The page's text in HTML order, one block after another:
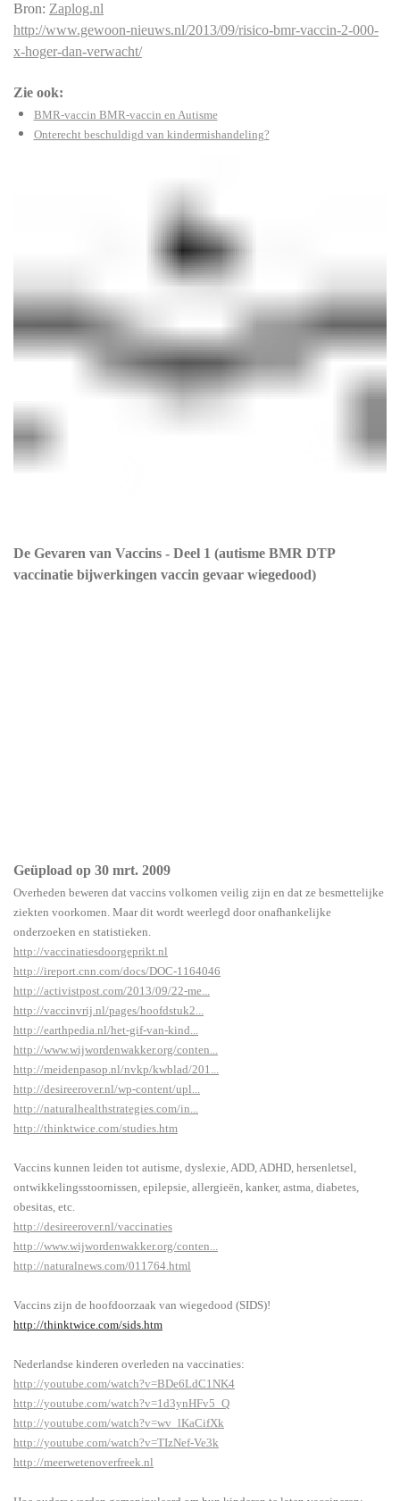
Bron: Zaplog.nl
http://www.gewoon-nieuws.nl/2013/09/risico-bmr-vaccin-2-000-
x-hoger-dan-verwacht/
Zie ook:
BMR-vaccin BMR-vaccin en Autisme
Onterecht beschuldigd van kindermishandeling?
De Gevaren van Vaccins - Deel 1 (autisme BMR DTP
vaccinatie bijwerkingen vaccin gevaar wiegedood)
Geüpload op 30 mrt. 2009
Overheden beweren dat vaccins volkomen veilig zijn en dat ze besmettelijke
ziekten voorkomen. Maar dit wordt weerlegd door onafhankelijke
onderzoeken en statistieken.
http://vaccinatiesdoorgeprikt.nl
http://ireport.cnn.com/docs/DOC-1164046
http://activistpost.com/2013/09/22-me...
http://vaccinvrij.nl/pages/hoofdstuk2...
http://earthpedia.nl/het-gif-van-kind...
http://www.wijwordenwakker.org/conten...
http://meidenpasop.nl/nvkp/kwblad/201...
http://desireerover.nl/wp-content/upl...
http://naturalhealthstrategies.com/in...
http://thinktwice.com/studies.htm
Vaccins kunnen leiden tot autisme, dyslexie, ADD, ADHD, hersenletsel,
ontwikkelingsstoornissen, epilepsie, allergieën, kanker, astma, diabetes,
obesitas, etc.
http://desireerover.nl/vaccinaties
http://www.wijwordenwakker.org/conten...
http://naturalnews.com/011764.html
Vaccins zijn de hoofdoorzaak van wiegedood (SIDS)!
http://thinktwice.com/sids.htm
Nederlandse kinderen overleden na vaccinaties:
http://youtube.com/watch?v=BDe6LdC1NK4
http://youtube.com/watch?v=1d3ynHFv5_Q
http://youtube.com/watch?v=wv_lKaCifXk
http://youtube.com/watch?v=TIzNef-Ve3k
http://meerwetenoverfreek.nl